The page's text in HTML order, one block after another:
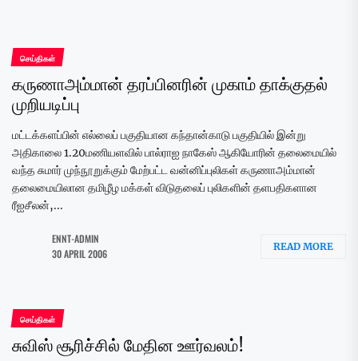
செய்திகள்
கருணாஅம்மான் தரப்பினரின் முகாம் தாக்குதல்
முறியடிப்பு
மட்டக்களப்பின் எல்லைப் பகுதியான கந்தான்காடு பகுதியில் இன்று
அதிகாலை 1.20மணியளவில் பால்ராஐ நாகேஸ் ஆகியோரின் தலைமையில்
வந்த சுமார் முந்நூறுக்கும் மேற்பட்ட வன்னிப்புலிகள் கருணாஅம்மான்
தலைமையிலான தமிழீழ மக்கள் விடுதலைப் புலிகளின் தளபதிகளான
ரீஐசீலன்,...
ENNT-ADMIN
30 APRIL 2006
READ MORE
செய்திகள்
சுவிஸ் சூரிச்சில் மேதின ஊர்வலம்!